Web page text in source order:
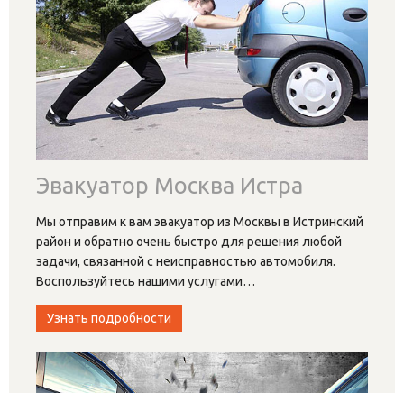
Эвакуатор Москва Истра
Мы отправим к вам эвакуатор из Москвы в Истринский
район и обратно очень быстро для решения любой
задачи, связанной с неисправностью автомобиля.
Воспользуйтесь нашими услугами…
Узнать подробности